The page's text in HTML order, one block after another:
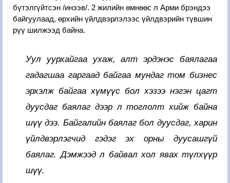
бүтэлгүйтсэн /инээв/. 2 жилийн өмнөөс л Арми брэндээ
байгуулаад, өрхийн үйлдвэрлэлээс үйлдвэрийн түвшин
рүү шилжээд байна.
Уул уурхайгаа ухаж, алт эрдэнэс баялагаа
гадагшаа гаргаад байгаа мундаг том бизнес
эрхэлж байгаа хүмүүс бол хэзээ нэгэн цагт
дуусдаг баялаг дээр л тоглолт хийж байна
шүү дээ. Байгалийн баялаг бол дуусдаг, харин
үйлдвэрлэгчид гэдэг эх орны дуусашгүй
баялаг. Дэмжээд л байвал хол явах түлхүүр
шүү.